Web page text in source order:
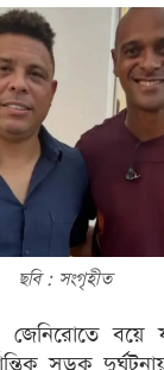
ছবি : সংগৃহীত
বয়ে